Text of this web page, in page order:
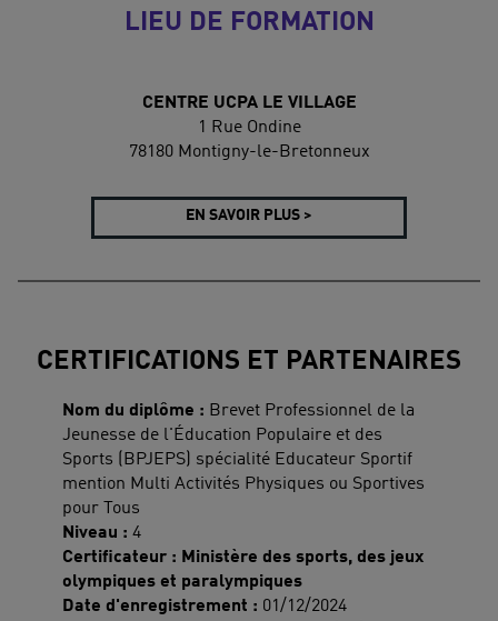
LIEU DE FORMATION
CENTRE UCPA LE VILLAGE
1 Rue Ondine
78180 Montigny-le-Bretonneux
EN SAVOIR PLUS >
CERTIFICATIONS ET PARTENAIRES
Nom du diplôme : Brevet Professionnel de la
Jeunesse de l'Éducation Populaire et des
Sports (BPJEPS) spécialité Educateur Sportif
mention Multi Activités Physiques ou Sportives
pour Tous
Niveau : 4
Certificateur : Ministère des sports, des jeux
olympiques et paralympiques
Date d'enregistrement : 01/12/2024